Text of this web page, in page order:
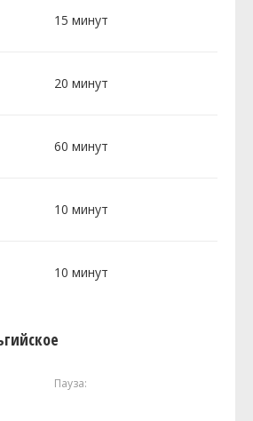
15 минут
20 минут
60 минут
10 минут
10 минут
Пауза: